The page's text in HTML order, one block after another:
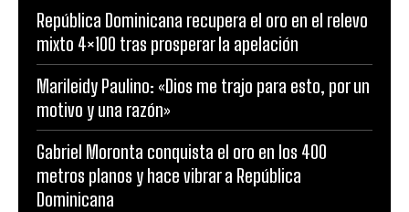
República Dominicana recupera el oro en el relevo
mixto 4×100 tras prosperar la apelación
Marileidy Paulino: «Dios me trajo para esto, por un
motivo y una razón»
Gabriel Moronta conquista el oro en los 400
metros planos y hace vibrar a República
Dominicana